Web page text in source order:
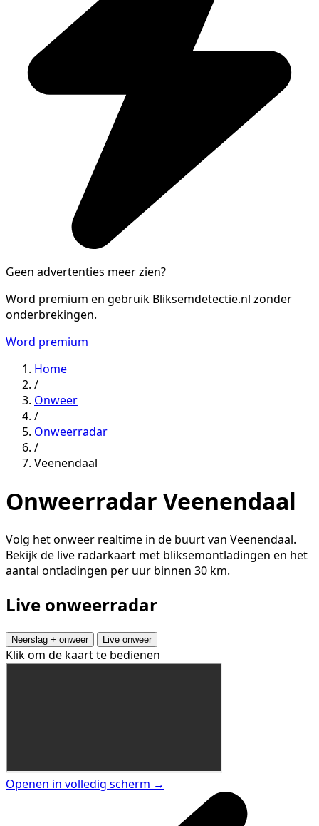
Geen advertenties meer zien?
Word premium en gebruik Bliksemdetectie.nl zonder
onderbrekingen.
Word premium
Home
/
Onweer
/
Onweerradar
/
Veenendaal
Onweerradar Veenendaal
Volg het onweer realtime in de buurt van Veenendaal.
Bekijk de live radarkaart met bliksemontladingen en het
aantal ontladingen per uur binnen 30 km.
Live onweerradar
Neerslag + onweer Live onweer
Klik om de kaart te bedienen
Openen in volledig scherm →